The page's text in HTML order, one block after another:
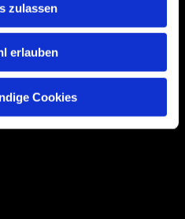
zulassen
erlauben
Cookies